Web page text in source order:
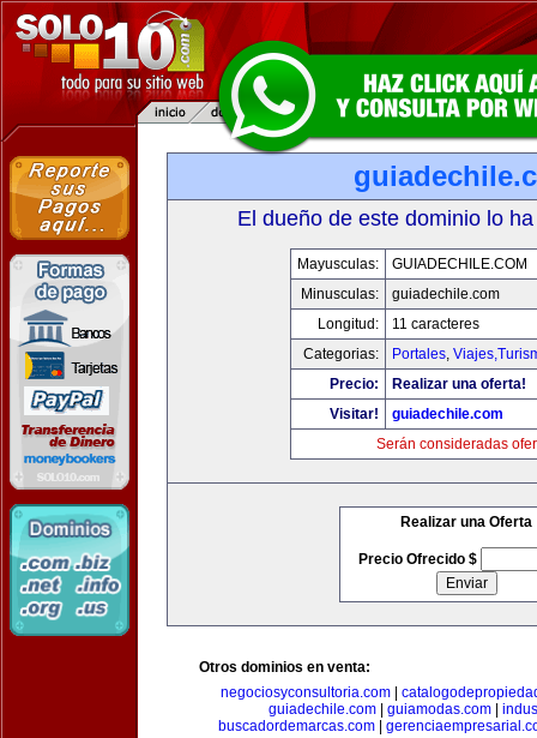
El dueño de este dominio lo
Mayusculas:
GUIADECHILE.COM
Minusculas:
guiadechile.com
Longitud:
11 caracteres
Categorias:
Portales,
Precio:
Realizar una oferta!
Visitar!
guiadechile.com
Serán consideradas
Realizar una Oferta
Precio Ofrecido $
Otros dominios en venta:
negociosyconsultoria.com|
guiadechile.com
guiamodas.com
buscadordemarcas.com|